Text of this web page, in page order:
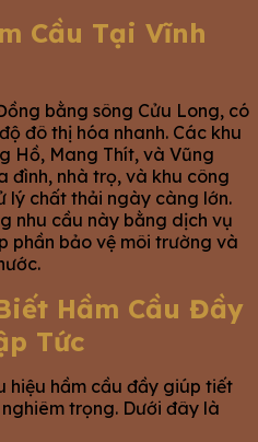
Cầu Tại Vĩnh
bằng sông Cửu Long, có
đô thị hóa nhanh. Các khu
Hồ, Mang Thít, và Vũng
đình, nhà trọ, và khu công
lý chất thải ngày càng lớn.
nhu cầu này bằng dịch vụ
phần bảo vệ môi trường và
Hầm Cầu Đầy
Tức
hiệu hầm cầu đầy giúp tiết
trọng. Dưới đây là